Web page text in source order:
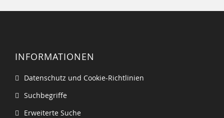
INFORMATIONEN
Datenschutz und Cookie-Richtlinien
Suchbegriffe
Erweiterte Suche